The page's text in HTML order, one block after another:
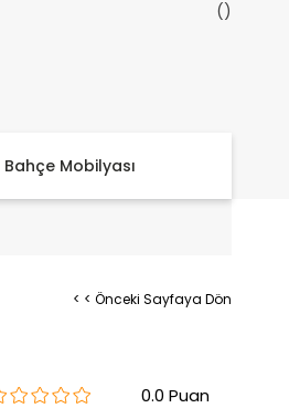
Bahçe Mobilyası
< < Önceki Sayfaya Dön
0.0